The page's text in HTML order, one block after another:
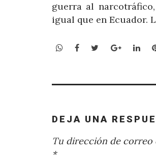
guerra al
igual que en Ecuador.
WhatsApp
Facebook
TwitterGoogle+
DEJA UNA
Tu dirección de correo
*